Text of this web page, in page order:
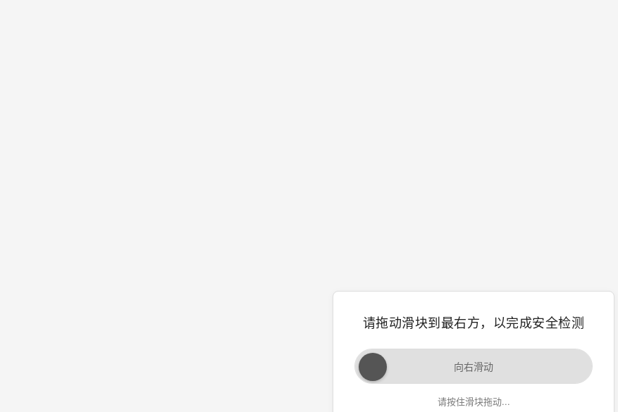
请拖动滑块到最右方，以完成安全检测
向右滑动
请按住滑块拖动...